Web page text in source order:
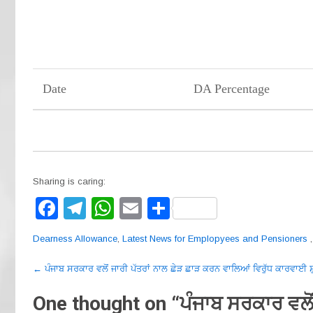
Date DA Percentage
Sharing is caring:
F
a
e
b
T
el
gr
a
W
h
s
A
E
m
S
h
e
Dearness Allowance Latest News for Emplopyees and Pensioners
Post
← ਪੰਜਾਬ ਸਰਕਾਰ ਵਲੋਂ ਜਾਰੀ ਪੱਤਰਾਂ ਨਾਲ ਛੇੜ ਛਾੜ ਕਰਨ ਵਾਲਿਆਂ ਵਿਰੁੱਧ ਕਾਰਵਾਈ
One thought on “ਪੰਜਾਬ ਸਰਕਾਰ